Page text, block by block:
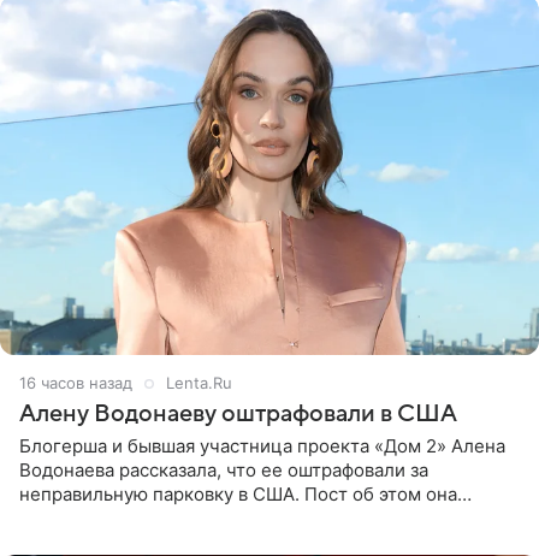
16 часов назад Lenta.Ru
Алену Водонаеву оштрафовали в США
Блогерша и бывшая участница проекта «Дом 2» Алена
Водонаева рассказала, что ее оштрафовали за
неправильную парковку в США. Пост об этом она